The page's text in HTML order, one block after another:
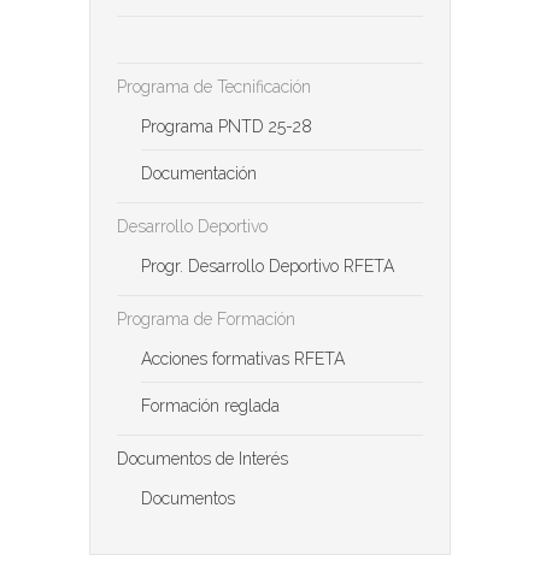
Programa de Tecnificación
Programa PNTD 25-28
Documentación
Desarrollo Deportivo
Progr. Desarrollo Deportivo RFETA
Programa de Formación
Acciones formativas RFETA
Formación reglada
Documentos de Interés
Documentos